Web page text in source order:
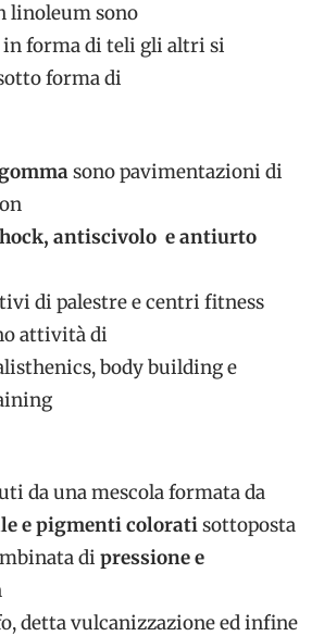
linoleum sono
forma di teli gli altri si
forma di
sono pavimentazioni di
antiscivolo e antiurto
di palestre e centri fitness
attività di
body building e
da una mescola formata da
e pigmenti coloratisottoposta
di pressione e
detta vulcanizzazione ed infine